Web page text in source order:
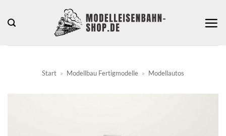
Inhalt
Start » Modellbau Fertigmodelle » Modellautos